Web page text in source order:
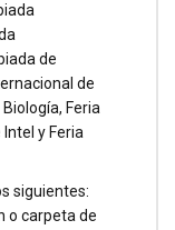
de
de
Feria
y Feria
siguientes:
o carpeta de